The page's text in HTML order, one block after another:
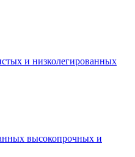
и низколегированных
высокопрочных и